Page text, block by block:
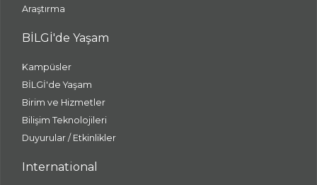
Araştırma
BİLGİ'de Yaşam
Kampüsler
BİLGİ'de Yaşam
Birim ve Hizmetler
Bilişim Teknolojileri
Duyurular / Etkinlikler
International